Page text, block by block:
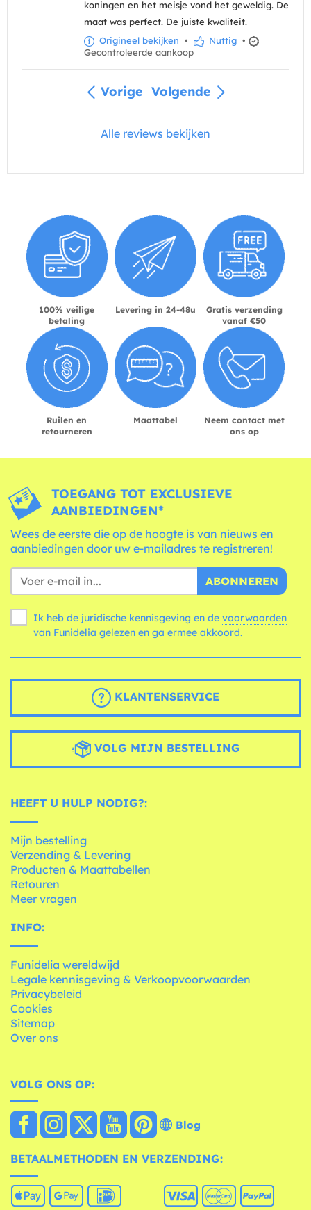
koningen en het meisje vond het geweldig. De
maat was perfect. De juiste kwaliteit.
Origineel bekijken • Nuttig •
Gecontroleerde aankoop
Vorige Volgende
Alle reviews bekijken
100% veilige
betaling
Levering in 24-48u
Gratis verzending
vanaf €50
Ruilen en
retourneren
Maattabel
Neem contact met
ons op
TOEGANG TOT EXCLUSIEVE
AANBIEDINGEN*
Wees de eerste die op de hoogte is van nieuws en
aanbiedingen door uw e-mailadres te registreren!
ABONNEREN
Ik heb de juridische kennisgeving en de voorwaarden
van Funidelia gelezen en ga ermee akkoord.
KLANTENSERVICE
VOLG MIJN BESTELLING
HEEFT U HULP NODIG?:
Mijn bestelling
Verzending & Levering
Producten & Maattabellen
Retouren
Meer vragen
INFO:
Funidelia wereldwijd
Legale kennisgeving & Verkoopvoorwaarden
Privacybeleid
Cookies
Sitemap
Over ons
VOLG ONS OP:
Blog
BETAALMETHODEN EN VERZENDING: